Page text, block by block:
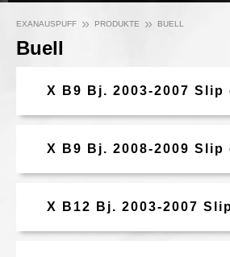
EXANAUSPUFF » PRODUKTE » BUELL
Buell
X B9 Bj. 2003-2007 Slip
X B9 Bj. 2008-2009 Slip
X B12 Bj. 2003-2007